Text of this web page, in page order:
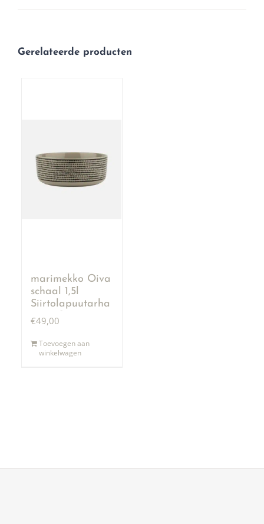
Gerelateerde producten
marimekko Oiva
schaal 1,5l
Siirtolapuutarha
terra & zwart
€49,00
Toevoegen aan
winkelwagen